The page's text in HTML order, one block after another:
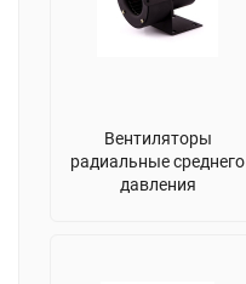
Вентиляторы
радиальные среднего
давления